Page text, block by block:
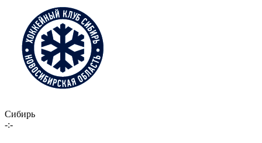
Сибирь
-:-